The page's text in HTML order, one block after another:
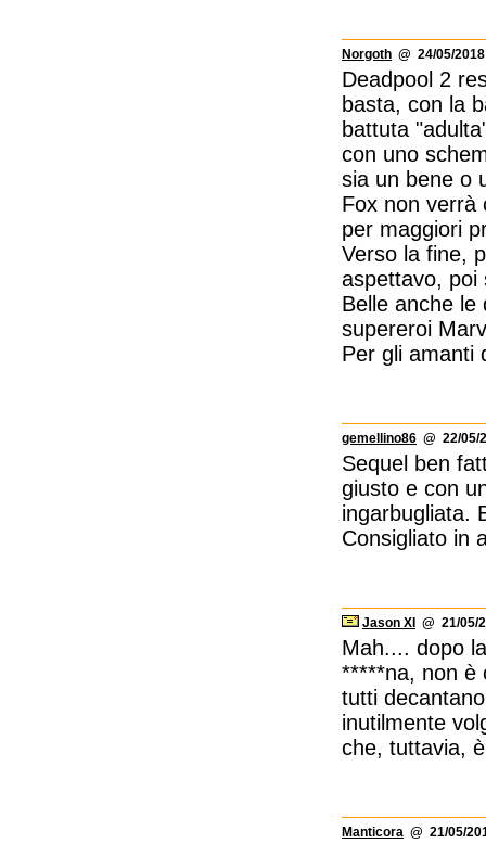
Norgoth @ 24/05/
Deadpool 2
basta, con la
battuta
con uno
sia un bene o
Fox non verrà
per maggiori
Verso la fine,
aspettavo, poi
Belle anche le
supereroi
Per gli amanti
gemellino86 @ 22/05/
Sequel ben
giusto e con
ingarbugliata.
Consigliato in
Jason XI @ 21/05/
Mah.... dopo
*****na, non è
tutti
inutilmente
che, tuttavia,
Manticora @ 21/05/